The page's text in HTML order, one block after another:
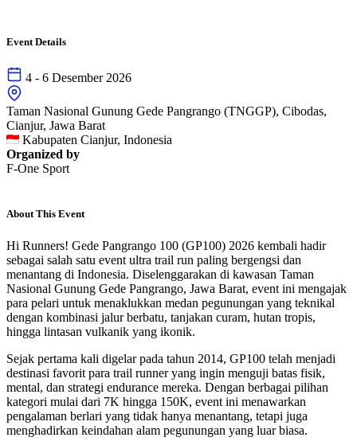
Event Details
4 - 6 Desember 2026
Taman Nasional Gunung Gede Pangrango (TNGGP), Cibodas,
Cianjur, Jawa Barat
Kabupaten Cianjur, Indonesia
Organized by
F-One Sport
About This Event
Hi Runners! Gede Pangrango 100 (GP100) 2026 kembali hadir
sebagai salah satu event ultra trail run paling bergengsi dan
menantang di Indonesia. Diselenggarakan di kawasan Taman
Nasional Gunung Gede Pangrango, Jawa Barat, event ini mengajak
para pelari untuk menaklukkan medan pegunungan yang teknikal
dengan kombinasi jalur berbatu, tanjakan curam, hutan tropis,
hingga lintasan vulkanik yang ikonik.
Sejak pertama kali digelar pada tahun 2014, GP100 telah menjadi
destinasi favorit para trail runner yang ingin menguji batas fisik,
mental, dan strategi endurance mereka. Dengan berbagai pilihan
kategori mulai dari 7K hingga 150K, event ini menawarkan
pengalaman berlari yang tidak hanya menantang, tetapi juga
menghadirkan keindahan alam pegunungan yang luar biasa.